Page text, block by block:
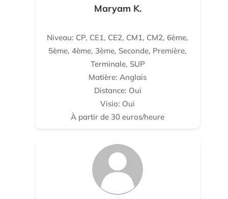
Maryam K.
Niveau: CP, CE1, CE2, CM1, CM2, 6ème,
5ème, 4ème, 3ème, Seconde, Première,
Terminale, SUP
Matière: Anglais
Distance: Oui
Visio: Oui
À partir de 30 euros/heure